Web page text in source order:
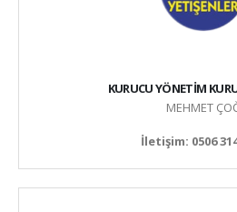
KURUCU YÖNETİM
MEHMET
İletişim: 0506